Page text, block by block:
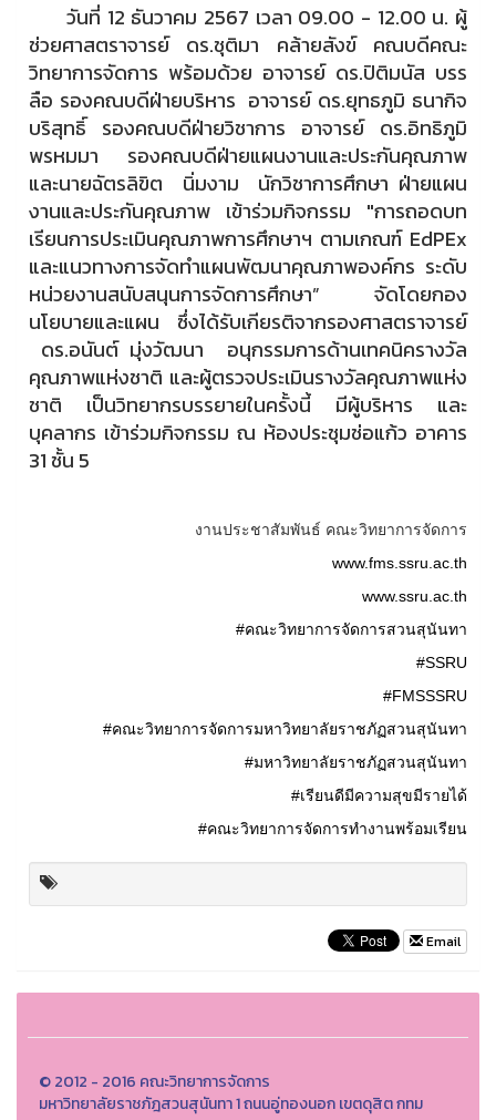
วันที่ 12 ธันวาคม 2567 เวลา 09.00 - 12.00 น. ผู้
ช่วยศาสตราจารย์ ดร.ชุติมา คล้ายสังข์ คณบดีคณะ
วิทยาการจัดการ พร้อมด้วย อาจารย์ ดร.ปิติมนัส บรร
ลือ รองคณบดีฝ่ายบริหาร อาจารย์ ดร.ยุทธภูมิ ธนากิจ
บริสุทธิ์ รองคณบดีฝ่ายวิชาการ อาจารย์ ดร.อิทธิภูมิ
พรหมมา รองคณบดีฝ่ายแผนงานและประกันคุณภาพ
และนายฉัตรลิขิต นิ่มงาม นักวิชาการศึกษา ฝ่ายแผน
งานและประกันคุณภาพ เข้าร่วมกิจกรรม "การถอดบท
เรียนการประเมินคุณภาพการศึกษาฯ ตามเกณฑ์ EdPEx
และแนวทางการจัดทำแผนพัฒนาคุณภาพองค์กร ระดับ
หน่วยงานสนับสนุนการจัดการศึกษา” จัดโดยกอง
นโยบายและแผน ซึ่งได้รับเกียรติจากรองศาสตราจารย์
ดร.อนันต์ มุ่งวัฒนา อนุกรรมการด้านเทคนิครางวัล
คุณภาพแห่งชาติ และผู้ตรวจประเมินรางวัลคุณภาพแห่ง
ชาติ เป็นวิทยากรบรรยายในครั้งนี้ มีผู้บริหาร และ
บุคลากร เข้าร่วมกิจกรรม ณ ห้องประชุมช่อแก้ว อาคาร
31 ชั้น 5
งานประชาสัมพันธ์ คณะวิทยาการจัดการ
www.fms.ssru.ac.th
www.ssru.ac.th
#คณะวิทยาการจัดการสวนสุนันทา
#SSRU
#FMSSSRU
#คณะวิทยาการจัดการมหาวิทยาลัยราชภัฏสวนสุนันทา
#มหาวิทยาลัยราชภัฏสวนสุนันทา
#เรียนดีมีความสุขมีรายได้
#คณะวิทยาการจัดการทำงานพร้อมเรียน
Email
© 2012 - 2016 คณะวิทยาการจัดการ
มหาวิทยาลัยราชภัฎสวนสุนันทา 1 ถนนอู่ทองนอก เขตดุสิต กทม